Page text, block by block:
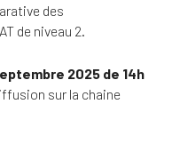
des
de niveau 2.
2025 de 14h
sur la chaine